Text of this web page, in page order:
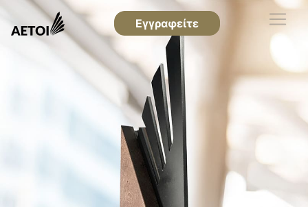
Εγγραφείτε